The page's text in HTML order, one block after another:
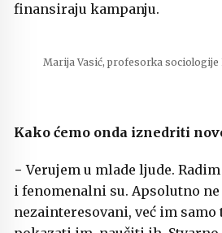
finansiraju kampanju.
Marija Vasić, profesorka sociologije
Kako ćemo onda iznedriti
− Verujem u mlade ljude.
i fenomenalni su. Apsolutno ne
nezainteresovani, već im